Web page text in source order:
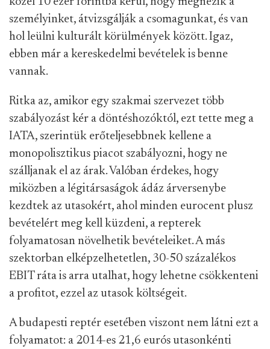
személyinket, átvizsgálják a csomagunkat, és van
hol leülni kulturált körülmények között. Igaz,
ebben már a kereskedelmi bevételek is benne
vannak.
Ritka az, amikor egy szakmai szervezet több
szabályozást kér a döntéshozóktól, ezt tette meg a
IATA, szerintük erőteljesebbnek kellene a
monopolisztikus piacot szabályozni, hogy ne
szálljanak el az árak. Valóban érdekes, hogy
miközben a légitársaságok ádáz árversenybe
kezdtek az utasokért, ahol minden eurocent plusz
bevételért meg kell küzdeni, a repterek
folyamatosan növelhetik bevételeiket. A más
szektorban elképzelhetetlen, 30-50 százalékos
EBIT ráta is arra utalhat, hogy lehetne csökkenteni
a profitot, ezzel az utasok költségeit.
A budapesti reptér esetében viszont nem látni ezt a
folyamatot: a 2014-es 21,6 eurós utasonkénti